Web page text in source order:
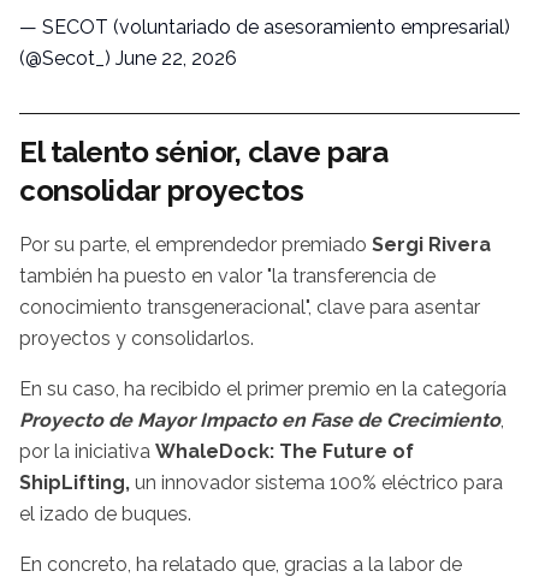
— SECOT (voluntariado de asesoramiento empresarial)
(@Secot_) June 22, 2026
El talento sénior, clave para
consolidar proyectos
Por su parte, el emprendedor premiado Sergi Rivera
también ha puesto en valor "la transferencia de
conocimiento transgeneracional", clave para asentar
proyectos y consolidarlos.
En su caso, ha recibido el primer premio en la categoría
Proyecto de Mayor Impacto en Fase de Crecimiento,
por la iniciativa WhaleDock: The Future of
ShipLifting, un innovador sistema 100% eléctrico para
el izado de buques.
En concreto, ha relatado que, gracias a la labor de